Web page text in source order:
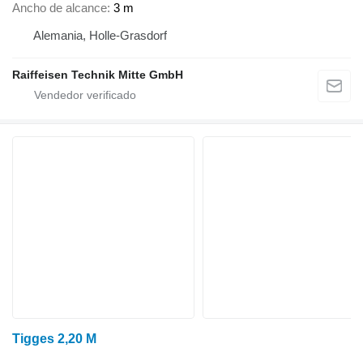
Ancho de alcance 3 m
Alemania, Holle-Grasdorf
Raiffeisen Technik Mitte GmbH
Tigges 2,20 M